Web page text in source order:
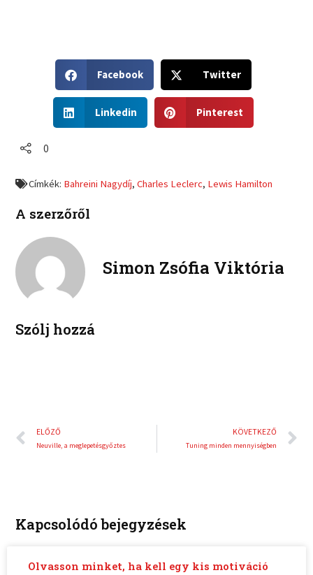
h
r
b
o
Facebook
h
Twitter
h
n
i
k
n
Linkedin
h
n
r
Pinterest
0
Címkék: Bahreini Nagydíj,Charles Leclerc, Lewis Hamilton
A szerzőről
Simon Zsófia Viktória
Szólj hozzá
Előző
ELŐZŐ
Neuville, a meglepetésgyőztes
KÖVETKEZŐ
Tuning minden mennyiségben
Kapcsolódó bejegyzések
Olvasson minket, ha kell egy kis motiváció